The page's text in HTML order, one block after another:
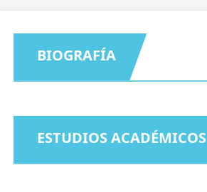
BIOGRAFÍA
ESTUDIOS ACADÉMICOS